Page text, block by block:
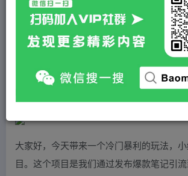
5 积分
黄金会员 免费 超级会
大家好，今天带来一个冷门暴利的玩法，
目。这个项目是我们通过发布爆款笔记引